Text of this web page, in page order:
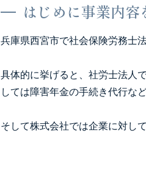
はじめに事業内容
兵庫県西宮市で社会保険労務士
具体的に挙げると、社労士法人
しては障害年金の手続き代行など
そして株式会社では企業に対し